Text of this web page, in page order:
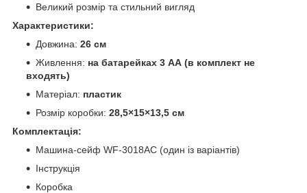
Великий розмір та стильний вигляд
Характеристики:
Довжина: 26 см
Живлення: на батарейках 3 АА (в комплект не
входять)
Матеріал: пластик
Розмір коробки: 28,5×15×13,5 см
Комплектація:
Машина-сейф WF-3018AC (один із варіантів)
Інструкція
Коробка